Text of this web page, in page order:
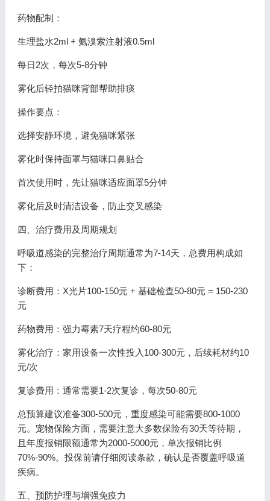
药物配制：
生理盐水2ml + 氨溴索注射液0.5ml
每日2次，每次5-8分钟
雾化后轻拍猫咪背部帮助排痰
操作要点：
选择安静环境，避免猫咪紧张
雾化时保持面罩与猫咪口鼻贴合
首次使用时，先让猫咪适应面罩5分钟
雾化后及时清洁设备，防止交叉感染
四、治疗费用及周期规划
呼吸道感染的完整治疗周期通常为7-14天，总费用构成如
下：
诊断费用：X光片100-150元 + 基础检查50-80元 = 150-230
元
药物费用：强力霉素7天疗程约60-80元
雾化治疗：家用设备一次性投入100-300元，后续耗材约10
元/次
复诊费用：通常需要1-2次复诊，每次50-80元
总预算建议准备300-500元，重度感染可能需要800-1000
元。宠物保险方面，需要注意大多数保险有30天等待期，
且年度报销限额通常为2000-5000元，单次报销比例
70%-90%。投保前请仔细阅读条款，确认是否覆盖呼吸道
疾病。
五、预防护理与增强免疫力